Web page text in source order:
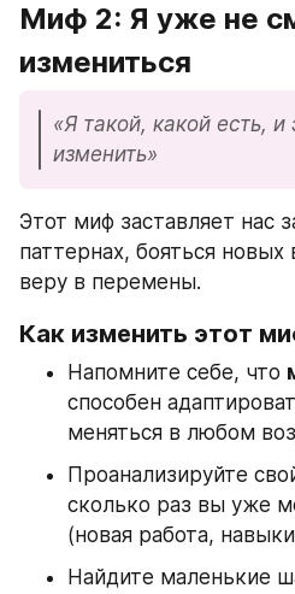
Миф 2: Я уже не
измениться
«Я такой, какой есть, и
изменить»
Этот миф заставляет нас
паттернах, бояться
веру в перемены.
Как изменить этот
Напомните себе, что
способен
меняться в любом
Проанализируйте
сколько раз вы уже
(новая работа,
Найдите маленькие